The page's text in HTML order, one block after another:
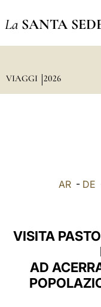
La SANTA
VIAGGI 2026
AR - DE
VISITA
AD